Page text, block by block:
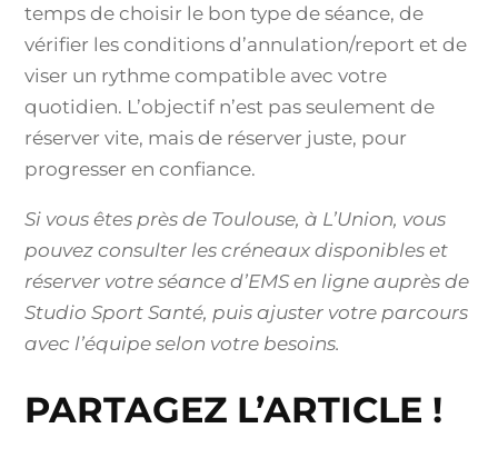
temps de choisir le bon type de séance, de
vérifier les conditions d’annulation/report et de
viser un rythme compatible avec votre
quotidien. L’objectif n’est pas seulement de
réserver vite, mais de réserver juste, pour
progresser en confiance.
Si vous êtes près de Toulouse, à L’Union, vous
pouvez consulter les créneaux disponibles et
réserver votre séance d’EMS en ligne auprès de
Studio Sport Santé, puis ajuster votre parcours
avec l’équipe selon votre besoins.
PARTAGEZ L’ARTICLE !